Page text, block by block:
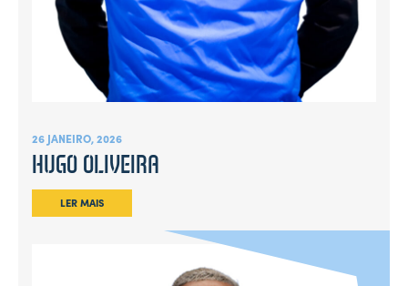
26 JANEIRO, 2026
HUGO OLIVEIRA
LER MAIS